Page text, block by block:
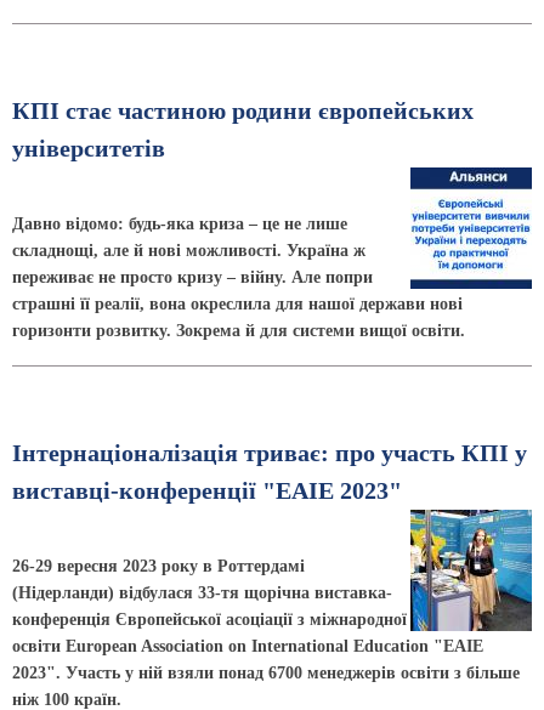
КПІ стає частиною родини європейських
університетів
Давно відомо: будь-яка криза – це не лише
складнощі, але й нові можливості. Україна ж
переживає не просто кризу – війну. Але попри
страшні її реалії, вона окреслила для нашої держави нові
горизонти розвитку. Зокрема й для системи вищої освіти.
Інтернаціоналізація триває: про участь КПІ у
виставці-конференції "ЕАІЕ 2023"
26-29 вересня 2023 року в Роттердамі
(Нідерланди) відбулася 33-тя щорічна виставка-
конференція Європейської асоціації з міжнародної
освіти European Association on International Education "ЕАІЕ
2023". Участь у ній взяли понад 6700 менеджерів освіти з більше
ніж 100 країн.